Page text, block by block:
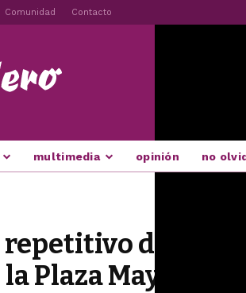
Comunidad Contacto
multimedia opinión no
de las
Plaza Mayor